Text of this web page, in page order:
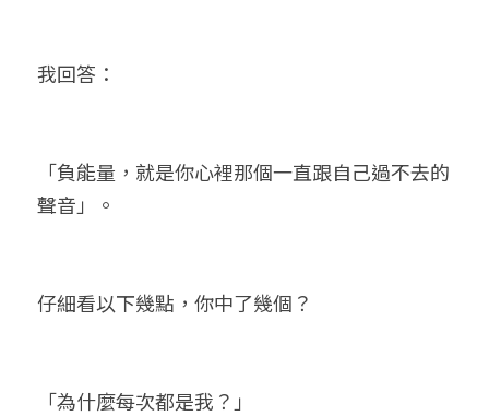
我回答：
「負能量，就是你心裡那個一直跟自己過不去的
聲音」。
仔細看以下幾點，你中了幾個？
「為什麼每次都是我？」